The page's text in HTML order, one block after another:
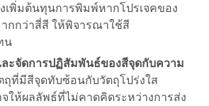
เพิ่มต้นทุนการพิมพ์หากโปรเจคของ
กกว่าสี่สี ให้พิจารณาใช้สี
น
ละจัดการปฏิสัมพันธ์ของสีจุดกับความ
ถุที่มีสีจุดทับซ้อนกับวัตถุโปร่งใส
ให้ผลลัพธ์ที่ไม่คาดคิดระหว่างการส่ง